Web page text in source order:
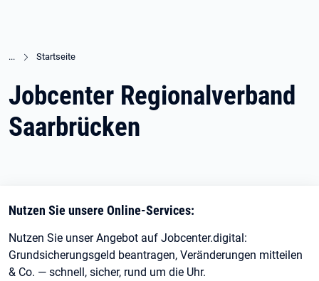
Startseite
Jobcenter Regionalverband
Saarbrücken
Nutzen Sie unsere Online-Services:
Nutzen Sie unser Angebot auf Jobcenter.digital:
Grundsicherungsgeld beantragen, Veränderungen mitteilen
& Co. — schnell, sicher, rund um die Uhr.